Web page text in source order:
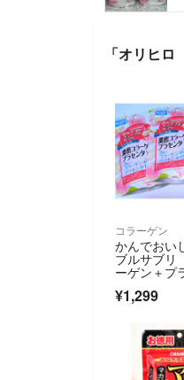
「オリヒ
コラーゲン
かんでおい
ブルサブリ
ーゲン＋プ
タ ピーチ
¥1,299